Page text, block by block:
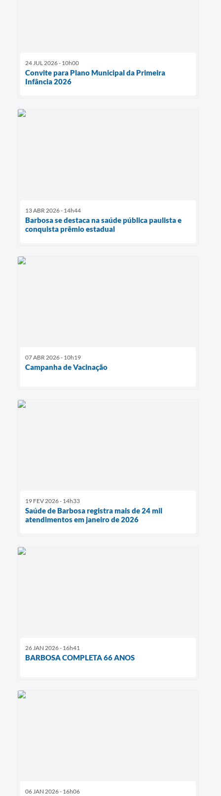
24 JUL 2026 - 10h00
Convite para Plano Municipal da Primeira
Infância 2026
13 ABR 2026 - 14h44
Barbosa se destaca na saúde pública paulista e
conquista prêmio estadual
07 ABR 2026 - 10h19
Campanha de Vacinação
19 FEV 2026 - 14h33
Saúde de Barbosa registra mais de 24 mil
atendimentos em janeiro de 2026
26 JAN 2026 - 16h41
BARBOSA COMPLETA 66 ANOS
06 JAN 2026 - 16h06